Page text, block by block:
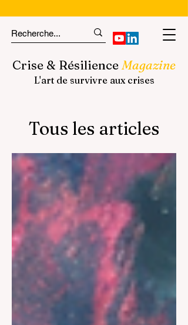
Crise & Résilience Magazine
L'art de survivre aux crises
Tous les articles